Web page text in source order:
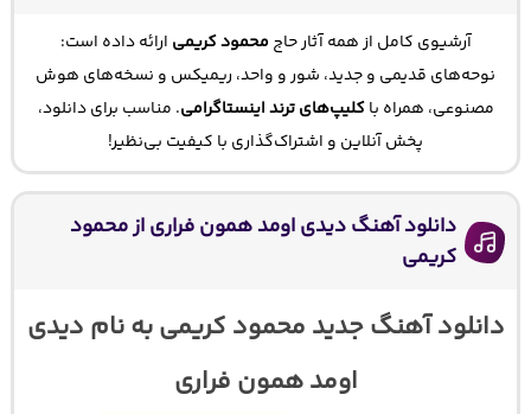
آرشیوی کامل از همه آثار حاجمحمود کریمی ارائه داده است:
نوحه‌های قدیمی و جدید، شور و واحد، ریمیکس و نسخه‌های هوش
مصنوعی، همراه باکلیپ‌های ترند اینستاگرامی. مناسب برای دانلود،
پخش آنلاین و اشتراک‌گذاری با کیفیت بی‌نظیر!
دانلود آهنگ دیدی اومد همون فراری از محمود
کریمی
دانلود آهنگ جدید محمود کریمی به نام دیدی
اومد همون فراری